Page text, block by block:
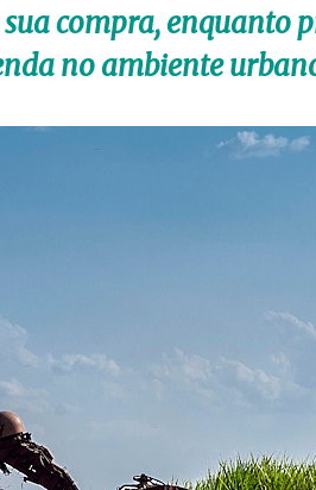
compra, enquanto
no ambiente